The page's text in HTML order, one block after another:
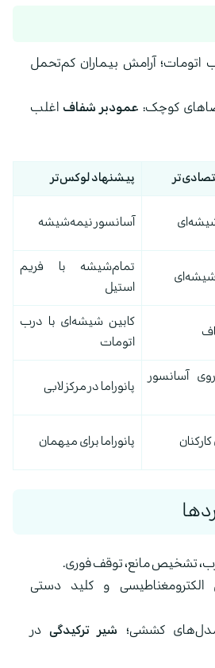
اتومات؛ آرامش بیماران کم‌تحمل
کوچک: عمودبر شفاف اغلب
پیشنهاد لوکس‌تر
آسانسور نیمه‌شیشه
تمام‌شیشه با فریم
استیل
کابین شیشه‌ای با درب
اتومات
آسانسور
پانوراما در مرکز لابی
پانوراما برای میهمان
تشخیص مانع، توقف فوری.
الکترومغناطیسی و کلید دستی
کششی؛ شیر ترکیدگی در